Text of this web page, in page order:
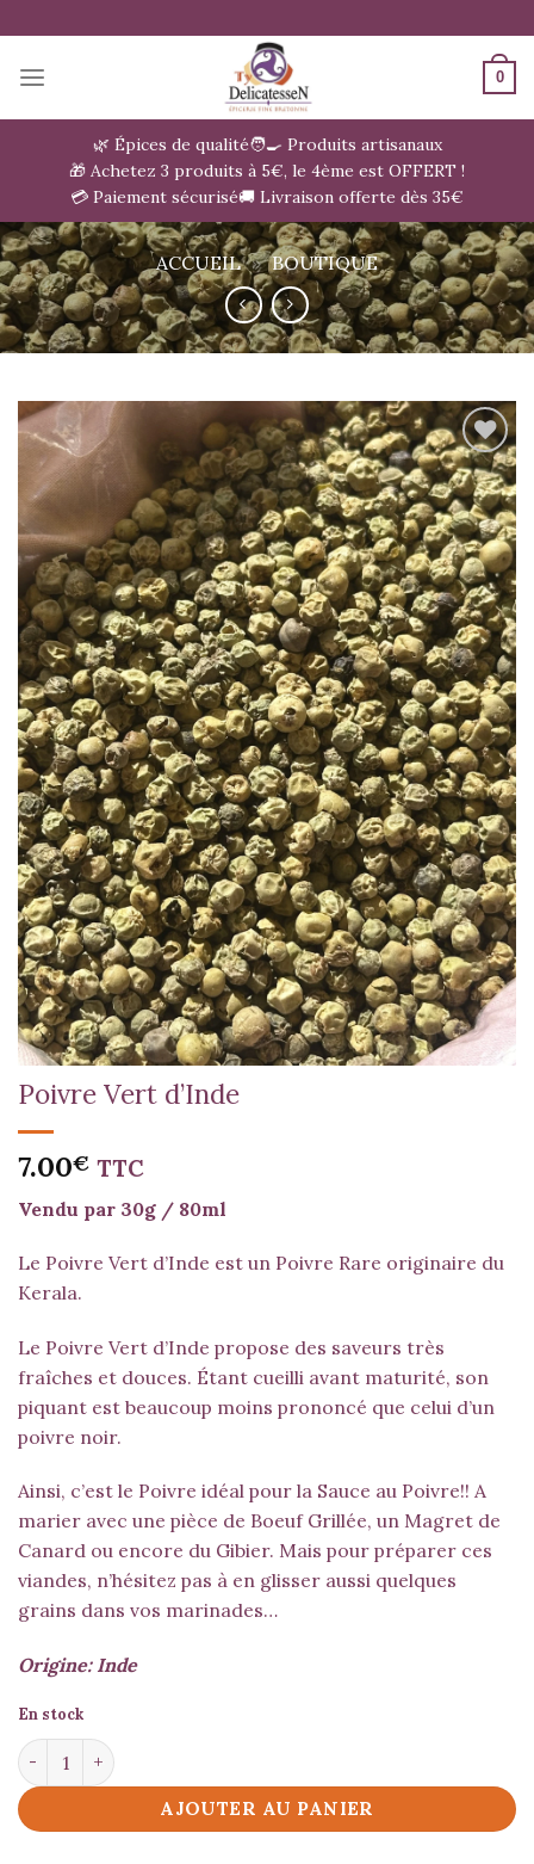
au
contenu
0
🌿 Épices de qualité🧑‍🍳 Produits artisanaux
🎁 Achetez 3 produits à 5€, le 4ème est OFFERT !
💳 Paiement sécurisé🚚 Livraison offerte dès 35€
ACCUEIL » BOUTIQUE
Poivre Vert d’Inde
7.00€ TTC
Vendu par 30g / 80ml
Le Poivre Vert d’Inde est un Poivre Rare originaire du
Kerala.
Le Poivre Vert d’Inde propose des saveurs très
fraîches et douces. Étant cueilli avant maturité, son
piquant est beaucoup moins prononcé que celui d’un
poivre noir.
Ainsi, c’est le Poivre idéal pour la Sauce au Poivre!! A
marier avec une pièce de Boeuf Grillée, un Magret de
Canard ou encore du Gibier. Mais pour préparer ces
viandes, n’hésitez pas à en glisser aussi quelques
grains dans vos marinades…
Origine: Inde
En stock
quantité de Poivre Vert d'Inde
AJOUTER AU PANIER